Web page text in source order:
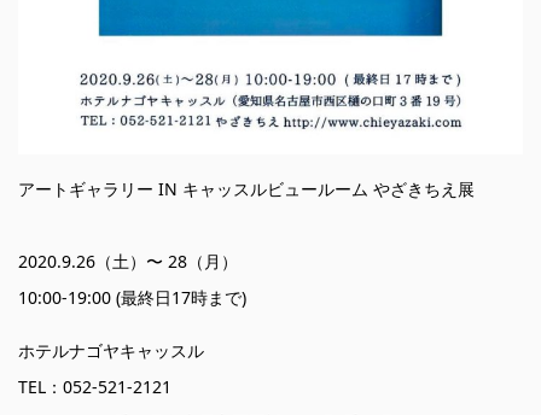
アートギャラリー IN キャッスルビュールーム やざきちえ展
2020.9.26（土）〜 28（月）
10:00-19:00 (最終日17時まで)
ホテルナゴヤキャッスル
TEL：052-521-2121